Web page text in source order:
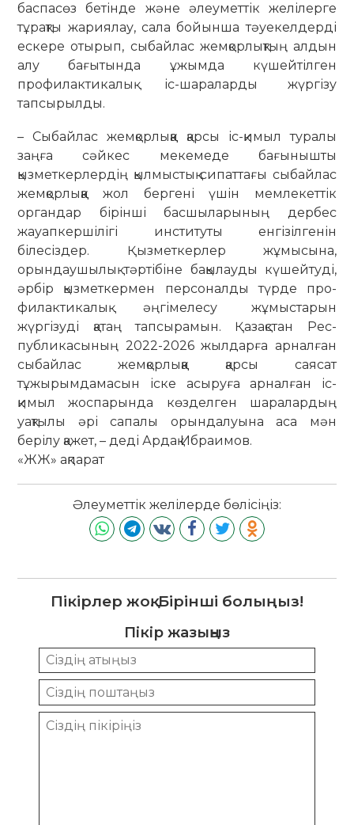
баспасөз бетінде және әлеуметтік желілерге
тұрақты жариялау, сала бойынша тәуекелдерді
ескере отырып, сыбайлас жемқорлықтың алдын
алу бағытында ұжымда күшейтілген
профилактикалық іс-шараларды жүргізу
тапсырылды.
– Сыбайлас жемқорлыққа қарсы іс-қимыл туралы
заңға сәйкес мекемеде бағынышты
қызметкерлердің қылмыстық сипаттағы сыбайлас
жемқорлыққа жол бергені үшін мемлекеттік
органдар бірінші басшыларының дербес
жауап­кершілігі институты енгізілгенін
білесіздер. Қызметкерлер жұмысына,
орындаушылық тәртібіне бақылауды күшейтуді,
әрбір қызметкермен персоналды түрде про­
филак­тикалық әңгімелесу жұмыстарын
жүргізуді қатаң тапсырамын. Қазақстан Рес­
публикасының 2022-2026 жылдарға арналған
сыбайлас жемқорлыққа қарсы саясат
тұжырымдамасын іске асыруға арналған іс-
қимыл жоспарында көзделген шаралардың
уақтылы әрі сапалы орын­далуына аса мән
берілу қажет, – деді Ардақ Ибраимов.
«ЖЖ» ақпарат
Әлеуметтік желілерде бөлісіңіз:
Пікірлер жоқ. Бірінші болыңыз!
Пікір жазыңыз